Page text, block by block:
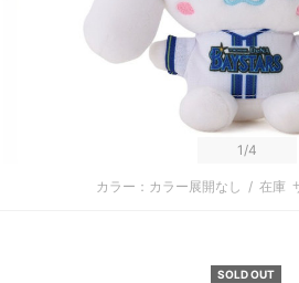
1/4
カラー：カラー展開なし / 在庫
SOLD OUT